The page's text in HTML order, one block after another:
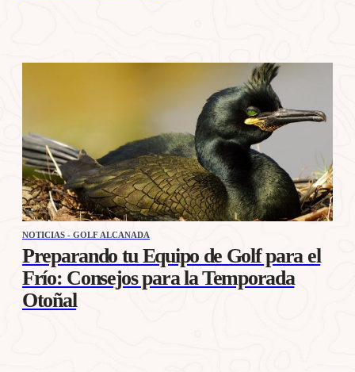
NOTICIAS - GOLF ALCANADA
Preparando tu Equipo de Golf para el
Frío: Consejos para la Temporada
Otoñal